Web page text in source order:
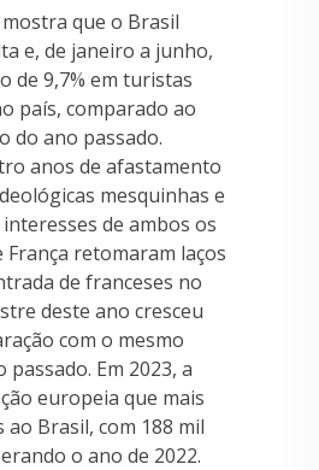
que o Brasil
e, de janeiro a junho,
de 9,7% em turistas
país, comparado ao
do ano passado.
anos de afastamento
mesquinhas e
de ambos os
França retomaram laços
de franceses no
deste ano cresceu
com o mesmo
Em 2023, a
europeia que mais
Brasil, com 188 mil
o ano de 2022.